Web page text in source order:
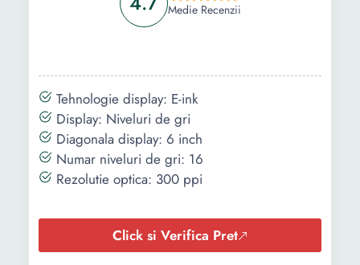
Medie Recenzii
Tehnologie display: E-ink
Display: Niveluri de gri
Diagonala display: 6 inch
Numar niveluri de gri: 16
Rezolutie optica: 300 ppi
Click si Verifica Pret